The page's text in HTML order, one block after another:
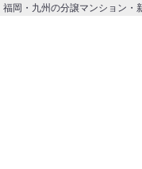
福岡・九州の分譲マンション・